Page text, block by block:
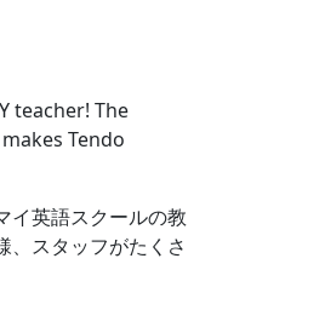
teacher! The
Tendo
イ英語スクールの教
、スタッフがたくさ